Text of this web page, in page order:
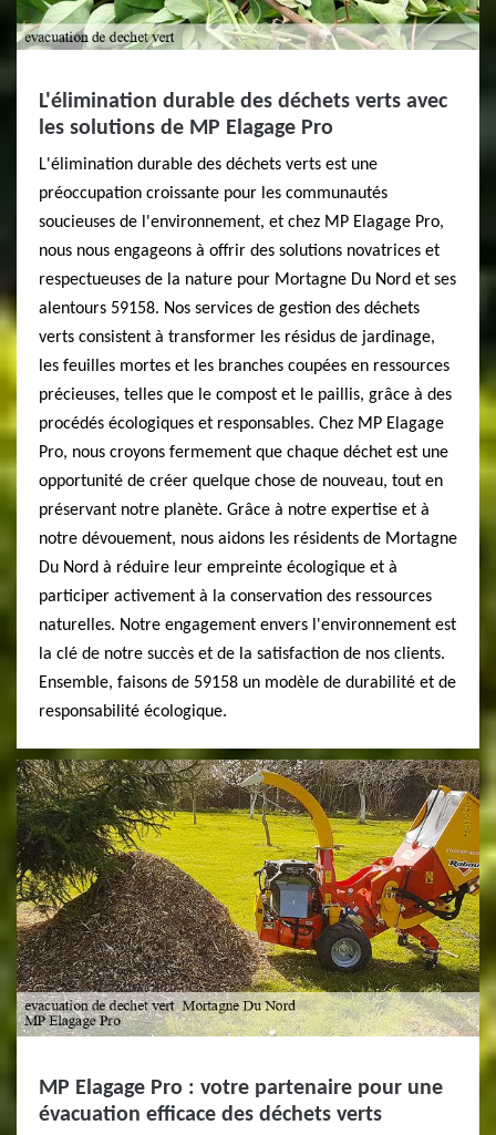
L'élimination durable des déchets verts avec
les solutions de MP Elagage Pro
L'élimination durable des déchets verts est une
préoccupation croissante pour les communautés
soucieuses de l'environnement, et chez MP Elagage Pro,
nous nous engageons à offrir des solutions novatrices et
respectueuses de la nature pour Mortagne Du Nord et ses
alentours 59158. Nos services de gestion des déchets
verts consistent à transformer les résidus de jardinage,
les feuilles mortes et les branches coupées en ressources
précieuses, telles que le compost et le paillis, grâce à des
procédés écologiques et responsables. Chez MP Elagage
Pro, nous croyons fermement que chaque déchet est une
opportunité de créer quelque chose de nouveau, tout en
préservant notre planète. Grâce à notre expertise et à
notre dévouement, nous aidons les résidents de Mortagne
Du Nord à réduire leur empreinte écologique et à
participer activement à la conservation des ressources
naturelles. Notre engagement envers l'environnement est
la clé de notre succès et de la satisfaction de nos clients.
Ensemble, faisons de 59158 un modèle de durabilité et de
responsabilité écologique.
MP Elagage Pro : votre partenaire pour une
évacuation efficace des déchets verts